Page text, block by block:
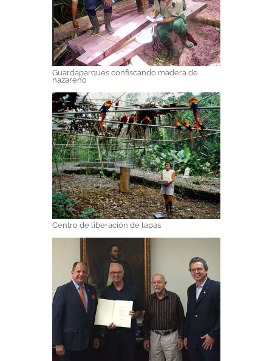
Guardaparques confiscando madera de
nazareno
Centro de liberación de lapas